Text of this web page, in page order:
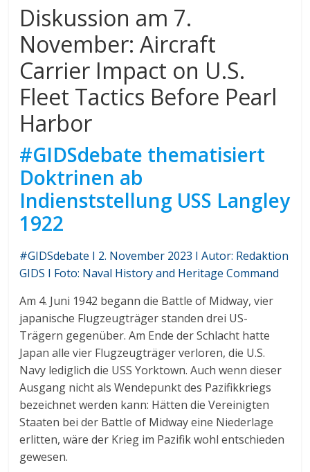
Diskussion am 7.
November: Aircraft
Carrier Impact on U.S.
Fleet Tactics Before Pearl
Harbor
#GIDSdebate thematisiert
Doktrinen ab
Indienststellung USS Langley
1922
#GIDSdebate I 2. November 2023 I Autor: Redaktion
GIDS I Foto: Naval History and Heritage Command
Am 4. Juni 1942 begann die Battle of Midway, vier
japanische Flugzeugträger standen drei US-
Trägern gegenüber. Am Ende der Schlacht hatte
Japan alle vier Flugzeugträger verloren, die U.S.
Navy lediglich die USS Yorktown. Auch wenn dieser
Ausgang nicht als Wendepunkt des Pazifikkriegs
bezeichnet werden kann: Hätten die Vereinigten
Staaten bei der Battle of Midway eine Niederlage
erlitten, wäre der Krieg im Pazifik wohl entschieden
gewesen.